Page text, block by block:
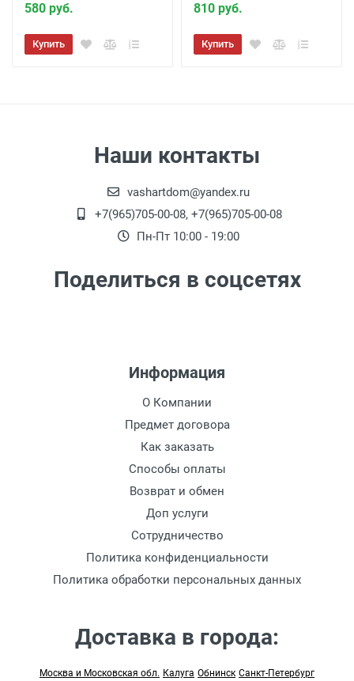
580 руб.
Купить
810 руб.
Купить
Наши контакты
vashartdom@yandex.ru
+7(965)705-00-08, +7(965)705-00-08
Пн-Пт 10:00 - 19:00
Поделиться в соцсетях
Информация
О Компании
Предмет договора
Как заказать
Способы оплаты
Возврат и обмен
Доп услуги
Сотрудничество
Политика конфиденциальности
Политика обработки персональных данных
Доставка в города:
Москва и Московская обл. Калуга Обнинск Санкт-Петербург